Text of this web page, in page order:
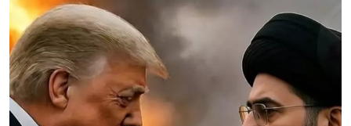
جديدةجديدةجديدة
جديدة